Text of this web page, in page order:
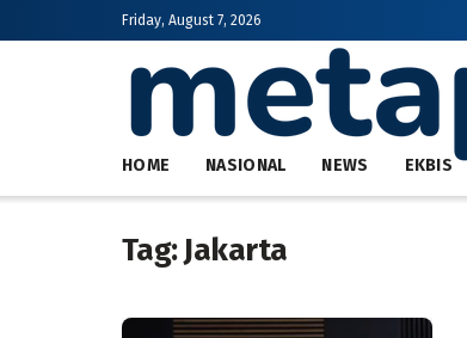
Friday, August 7, 2026
HOME NASIONAL NEWS EKBIS
Tag:Jakarta